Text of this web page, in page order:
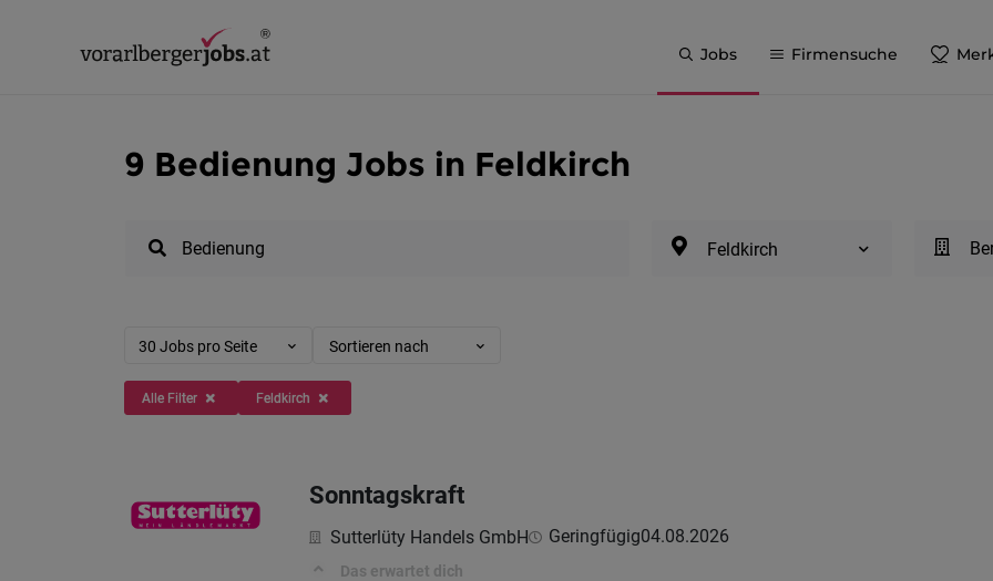
Jobs Firmensuche
9 Bedienung Jobs in Feldkirch
Feldkirch
30 Jobs pro Seite Sortieren nach
Alle Filter Feldkirch
Sonntagskraft
Sutterlüty Handels GmbH Geringfügig04.08.2026
Das erwartet dich